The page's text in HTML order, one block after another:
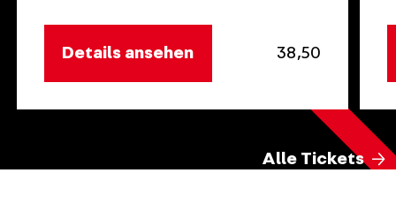
Details ansehen 38,50
Alle Tickets